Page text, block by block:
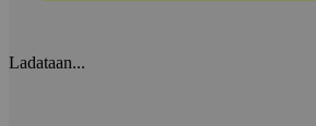
Ladataan...